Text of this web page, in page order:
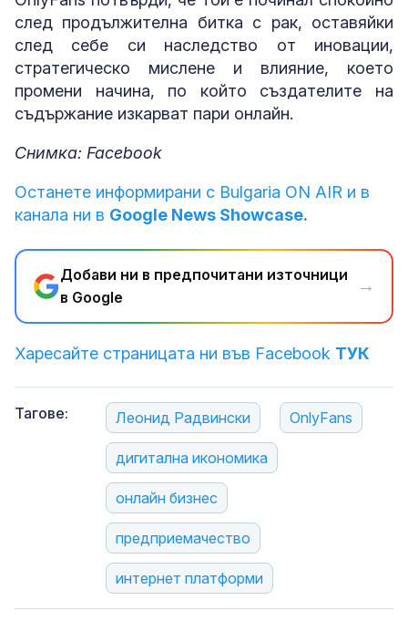
след продължителна битка с рак, оставяйки
след себе си наследство от иновации,
стратегическо мислене и влияние, което
промени начина, по който създателите на
съдържание изкарват пари онлайн.
Снимка: Facebook
Останете информирани с Bulgaria ON AIR и в
канала ни в Google News Showcase.
Добави ни в предпочитани източници
в Google
→
Харесайте страницата ни във Facebook ТУК
Тагове: Леонид Радвински OnlyFans
дигитална икономика
онлайн бизнес
предприемачество
интернет платформи